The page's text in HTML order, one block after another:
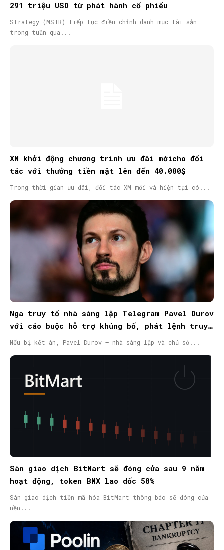
291 triệu USD từ phát hành cổ phiếu
Strategy (MSTR) tiếp tục điều chỉnh danh mục tài sản
trong tuần qua...
XM khởi động chương trình ưu đãi mớicho đối
tác với thưởng tiền mặt lên đến 40.000$
Trong thời gian ưu đãi, đối tác XM mới và hiện tại có...
Nga truy tố nhà sáng lập Telegram Pavel Durov
với cáo buộc hỗ trợ khủng bố, phát lệnh truy
nã quốc tế
Nếu bị kết án, Pavel Durov – nhà sáng lập và chủ sở...
Sàn giao dịch BitMart sẽ đóng cửa sau 9 năm
hoạt động, token BMX lao dốc 58%
Sàn giao dịch tiền mã hóa BitMart thông báo sẽ đóng cửa
nền...